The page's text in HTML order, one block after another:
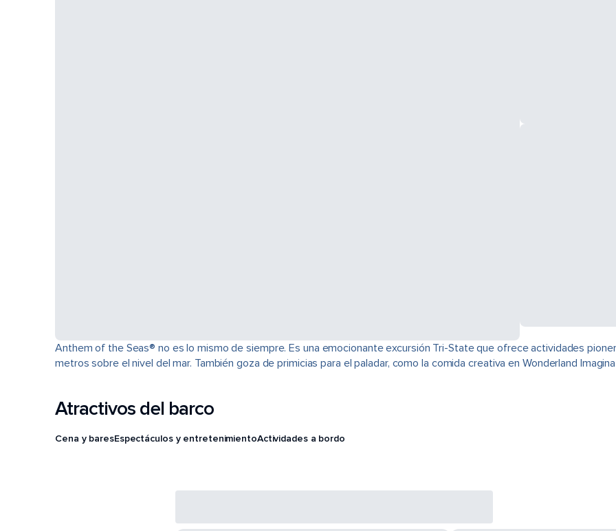
Anthem of the Seas® no es lo mismo de siempre. Es una emocionante excursión Tri-State que ofrece actividades
metros sobre el nivel del mar. También goza de primicias para el paladar, como la comida creativa en Wonderland
Atractivos del barco
Cena y baresEspectáculos y entretenimientoActividades a bordo